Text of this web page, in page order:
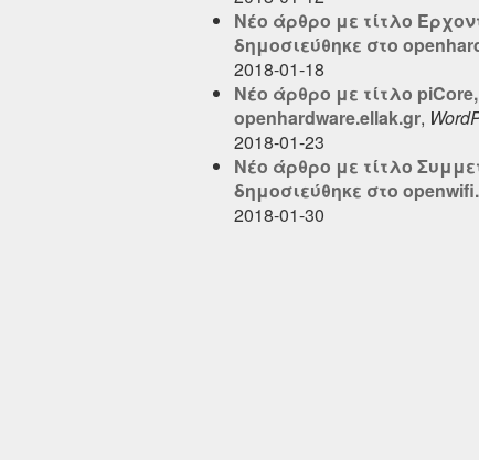
Νέο άρθρο με τίτλο
δημοσιεύθηκε στο
2018-01-18
Νέο άρθρο με τίτλο
openhardware.ellak.gr,
2018-01-23
Νέο άρθρο με τίτλο
δημοσιεύθηκε στο
2018-01-30